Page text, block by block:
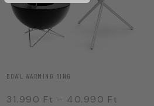
BOWL WARMING RING
31.990 Ft – 40.990 Ft